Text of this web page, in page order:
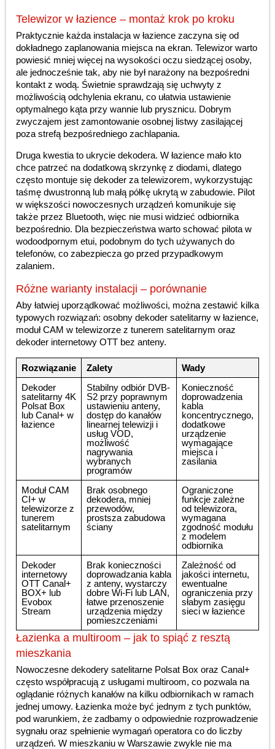
Telewizor w łazience – montaż krok po kroku
Praktycznie każda instalacja w łazience zaczyna się od
dokładnego zaplanowania miejsca na ekran. Telewizor warto
powiesić mniej więcej na wysokości oczu siedzącej osoby,
ale jednocześnie tak, aby nie był narażony na bezpośredni
kontakt z wodą. Świetnie sprawdzają się uchwyty z
możliwością odchylenia ekranu, co ułatwia ustawienie
optymalnego kąta przy wannie lub prysznicu. Dobrym
zwyczajem jest zamontowanie osobnej listwy zasilającej
poza strefą bezpośredniego zachlapania.
Druga kwestia to ukrycie dekodera. W łazience mało kto
chce patrzeć na dodatkową skrzynkę z diodami, dlatego
często montuje się dekoder za telewizorem, wykorzystując
taśmę dwustronną lub małą półkę ukrytą w zabudowie. Pilot
w większości nowoczesnych urządzeń komunikuje się
także przez Bluetooth, więc nie musi widzieć odbiornika
bezpośrednio. Dla bezpieczeństwa warto schować pilota w
wodoodpornym etui, podobnym do tych używanych do
telefonów, co zabezpiecza go przed przypadkowym
zalaniem.
Różne warianty instalacji – porównanie
Aby łatwiej uporządkować możliwości, można zestawić kilka
typowych rozwiązań: osobny dekoder satelitarny w łazience,
moduł CAM w telewizorze z tunerem satelitarnym oraz
dekoder internetowy OTT bez anteny.
Rozwiązanie Zalety
Wady
Dekoder
satelitarny 4K
Polsat Box
lub Canal+ w
łazience
Stabilny odbiór DVB-
S2 przy poprawnym
ustawieniu anteny,
dostęp do kanałów
linearnej telewizji i
usług VOD,
możliwość
nagrywania
wybranych
programów
Konieczność
doprowadzenia
kabla
koncentrycznego,
dodatkowe
urządzenie
wymagające
miejsca i
zasilania
Moduł CAM
CI+ w
telewizorze z
tunerem
satelitarnym
Brak osobnego
dekodera, mniej
przewodów,
prostsza zabudowa
ściany
Ograniczone
funkcje zależne
od telewizora,
wymagana
zgodność modułu
z modelem
odbiornika
Dekoder
internetowy
OTT Canal+
BOX+ lub
Evobox
Stream
Brak konieczności
doprowadzania kabla
z anteny, wystarczy
dobre Wi-Fi lub LAN,
łatwe przenoszenie
urządzenia między
pomieszczeniami
Zależność od
jakości internetu,
ewentualne
ograniczenia przy
słabym zasięgu
sieci w łazience
Łazienka a multiroom – jak to spiąć z resztą
mieszkania
Nowoczesne dekodery satelitarne Polsat Box oraz Canal+
często współpracują z usługami multiroom, co pozwala na
oglądanie różnych kanałów na kilku odbiornikach w ramach
jednej umowy. Łazienka może być jednym z tych punktów,
pod warunkiem, że zadbamy o odpowiednie rozprowadzenie
sygnału oraz spełnienie wymagań operatora co do liczby
urządzeń. W mieszkaniu w Warszawie zwykle nie ma